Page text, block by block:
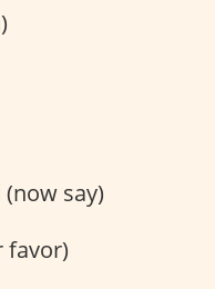
(now say)
favor)